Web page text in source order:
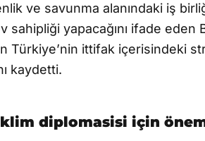
ve savunma alanındaki iş
sahipliği yapacağını ifade eden
Türkiye’nin ittifak içerisindeki
kaydetti.
diplomasisi için